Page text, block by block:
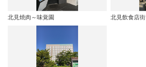
北見焼肉～味覚園 北見飲食店街